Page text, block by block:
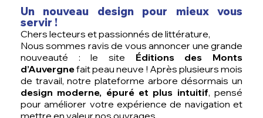
Un nouveau design pour mieux vous
servir !
Chers lecteurs et passionnés de littérature,
Nous sommes ravis de vous annoncer une grande
nouveauté : le site Éditions des Monts
d’Auvergnefait peau neuve ! Après plusieurs mois
de travail, notre plateforme arbore désormais un
design moderne, épuré et plus intuitif, pensé
pour améliorer votre expérience de navigation et
mettre en valeur nos ouvrages.